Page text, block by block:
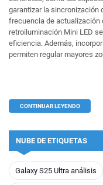
garantizar la sincronización
frecuencia de actualización
retroiluminación Mini LED
eficiencia. Además,
permiten regular mayores
CONTINUAR LEYENDO
NUBE DE ETIQUETAS
Galaxy S25 Ultra análisis